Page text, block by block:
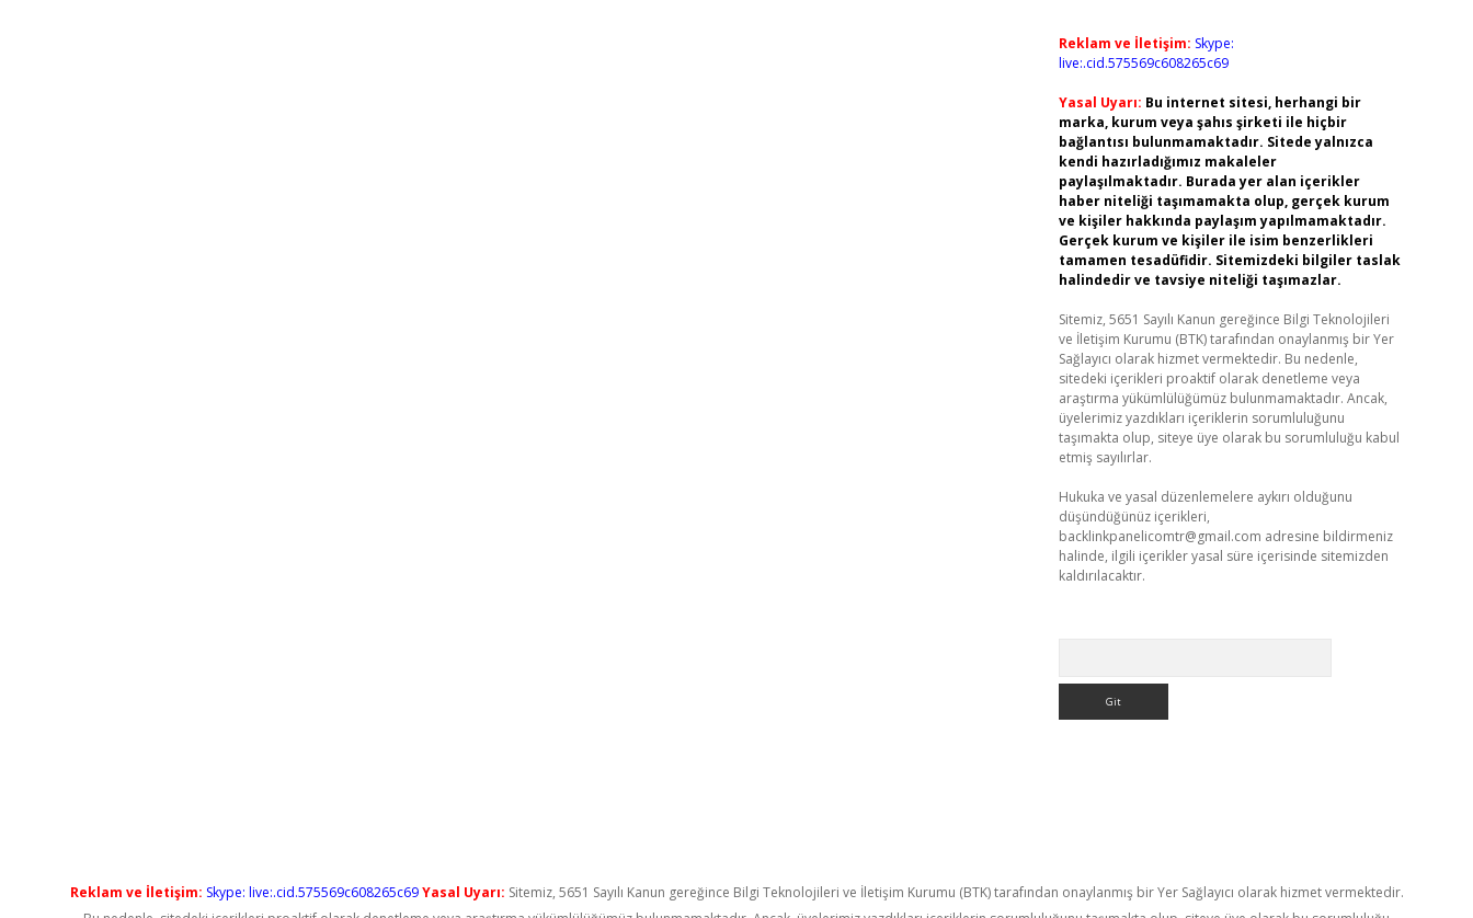
Reklam ve İletişim: Skype:
live:.cid.575569c608265c69
Yasal Uyarı: Bu internet sitesi, herhangi bir
marka, kurum veya şahıs şirketi ile hiçbir
bağlantısı bulunmamaktadır. Sitede yalnızca
kendi hazırladığımız makaleler
paylaşılmaktadır. Burada yer alan içerikler
haber niteliği taşımamakta olup, gerçek kurum
ve kişiler hakkında paylaşım yapılmamaktadır.
Gerçek kurum ve kişiler ile isim benzerlikleri
tamamen tesadüfidir. Sitemizdeki bilgiler taslak
halindedir ve tavsiye niteliği taşımazlar.
Sitemiz, 5651 Sayılı Kanun gereğince Bilgi Teknolojileri
ve İletişim Kurumu (BTK) tarafından onaylanmış bir Yer
Sağlayıcı olarak hizmet vermektedir. Bu nedenle,
sitedeki içerikleri proaktif olarak denetleme veya
araştırma yükümlülüğümüz bulunmamaktadır. Ancak,
üyelerimiz yazdıkları içeriklerin sorumluluğunu
taşımakta olup, siteye üye olarak bu sorumluluğu kabul
etmiş sayılırlar.
Hukuka ve yasal düzenlemelere aykırı olduğunu
düşündüğünüz içerikleri,
backlinkpanelicomtr@gmail.com adresine bildirmeniz
halinde, ilgili içerikler yasal süre içerisinde sitemizden
kaldırılacaktır.
Reklam ve İletişim: Skype: live:.cid.575569c608265c69 Yasal Uyarı: Sitemiz, 5651 Sayılı Kanun gereğince Bilgi Teknolojileri ve İletişim Kurumu (BTK) tarafından onaylanmış bir Yer Sağlayıcı olarak hizmet vermektedir.